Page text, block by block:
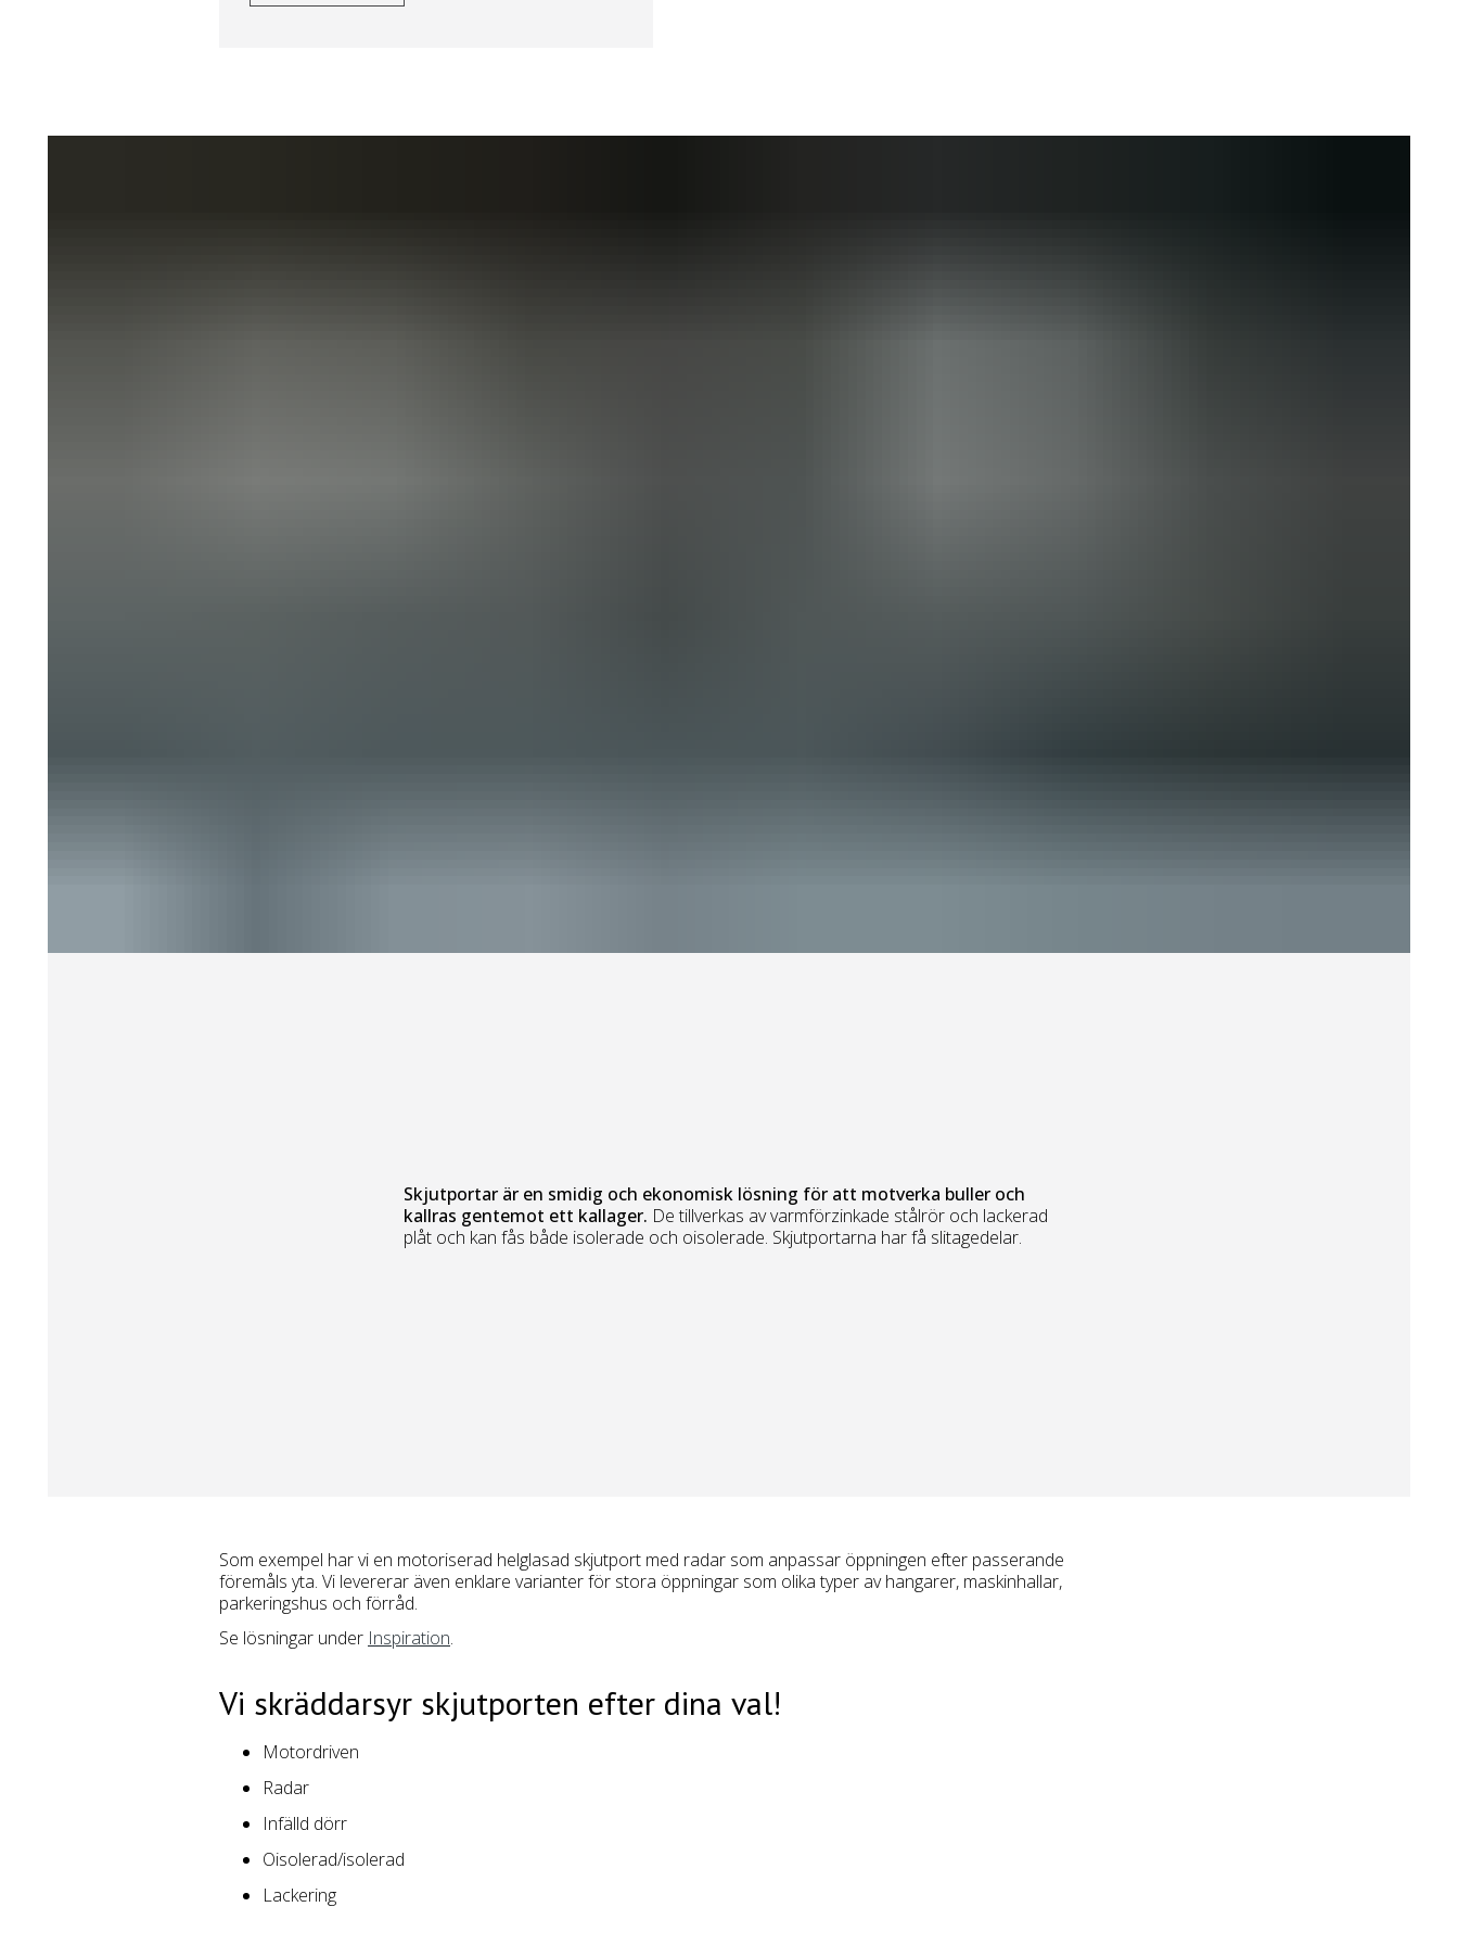
Skjutportar är en smidig och ekonomisk lösning för att motverka buller och
kallras gentemot ett kallager. De tillverkas av varmförzinkade stålrör och lackerad
plåt och kan fås både isolerade och oisolerade. Skjutportarna har få slitagedelar.
Som exempel har vi en motoriserad helglasad skjutport med radar som anpassar öppningen efter passerande
föremåls yta. Vi levererar även enklare varianter för stora öppningar som olika typer av hangarer, maskinhallar,
parkeringshus och förråd.
Se lösningar under Inspiration.
Vi skräddarsyr skjutporten efter dina val!
Motordriven
Radar
Infälld dörr
Oisolerad/isolerad
Lackering